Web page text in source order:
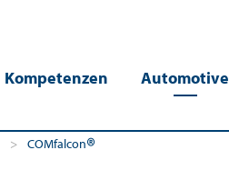
Kompetenzen Automotive
> COMfalcon®